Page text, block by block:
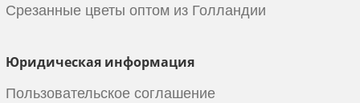
Срезанные цветы оптом из Голландии
Юридическая информация
Пользовательское соглашение